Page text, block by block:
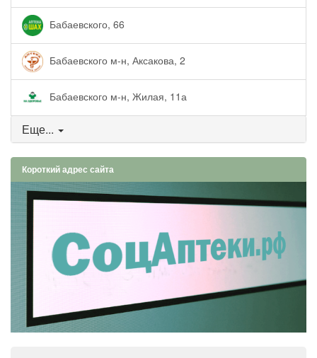
Бабаевского, 66
Бабаевского м-н, Аксакова, 2
Бабаевского м-н, Жилая, 11а
Еще...
Короткий адрес сайта